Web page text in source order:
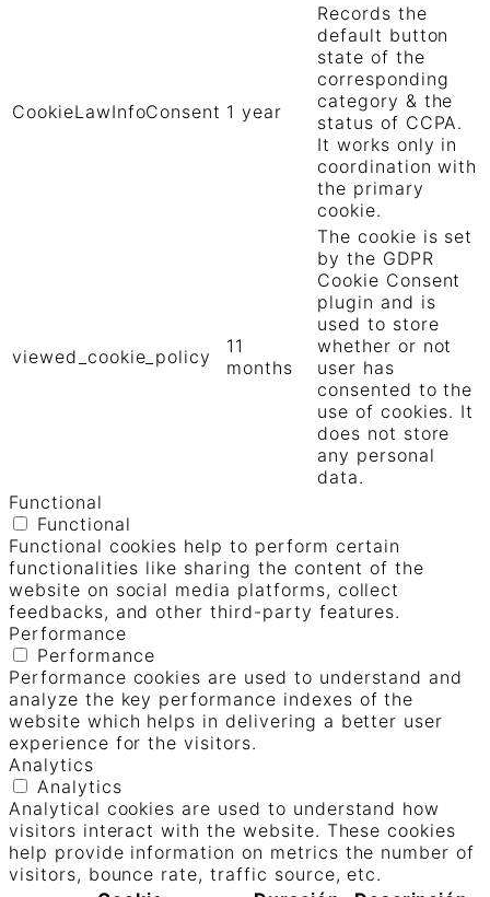
CookieLawInfoConsent 1 year
Records the
default button
state of the
corresponding
category & the
status of CCPA.
It works only in
coordination with
the primary
cookie.
viewed_cookie_policy
11
months
The cookie is set
by the GDPR
Cookie Consent
plugin and is
used to store
whether or not
user has
consented to the
use of cookies. It
does not store
any personal
data.
Functional
Functional
Functional cookies help to perform certain
functionalities like sharing the content of the
website on social media platforms, collect
feedbacks, and other third-party features.
Performance
Performance
Performance cookies are used to understand and
analyze the key performance indexes of the
website which helps in delivering a better user
experience for the visitors.
Analytics
Analytics
Analytical cookies are used to understand how
visitors interact with the website. These cookies
help provide information on metrics the number of
visitors, bounce rate, traffic source, etc.